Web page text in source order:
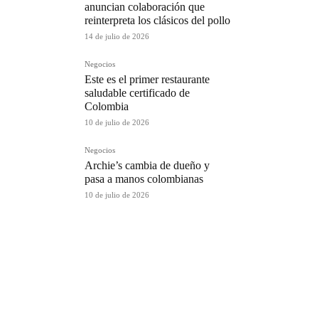
anuncian colaboración que
reinterpreta los clásicos del pollo
14 de julio de 2026
Negocios
Este es el primer restaurante
saludable certificado de
Colombia
10 de julio de 2026
Negocios
Archie’s cambia de dueño y
pasa a manos colombianas
10 de julio de 2026